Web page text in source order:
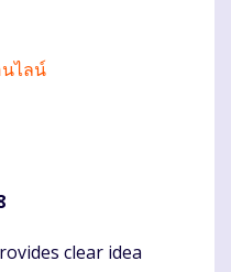
ไลน์
clear idea